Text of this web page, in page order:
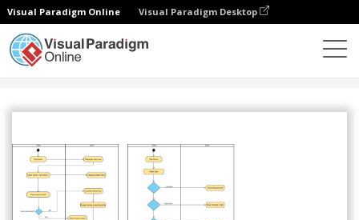
Visual Paradigm Online Visual Paradigm Desktop